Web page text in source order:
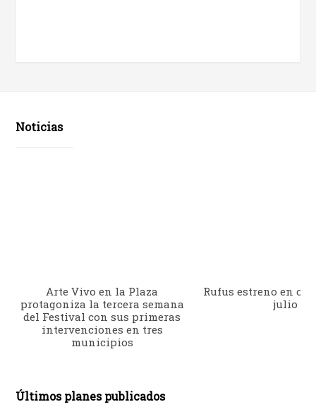
Noticias
Arte Vivo en la Plaza
protagoniza la tercera semana
del Festival con sus primeras
intervenciones en tres
municipios
Rufus estreno en
julio
Últimos planes publicados